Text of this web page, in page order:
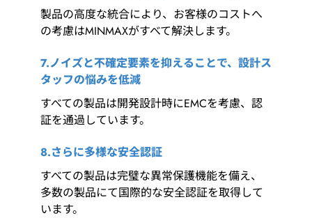
製品の高度な統合により、お客様のコストへ
の考慮はMINMAXがすべて解決します。
7.ノイズと不確定要素を抑えることで、設計ス
タッフの悩みを低減
すべての製品は開発設計時にEMCを考慮、認
証を通過しています。
8.さらに多様な安全認証
すべての製品は完璧な異常保護機能を備え、
多数の製品にて国際的な安全認証を取得して
います。